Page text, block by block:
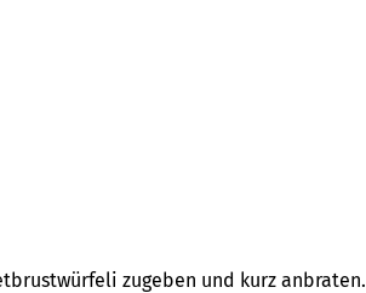
zugeben und kurz anbraten.